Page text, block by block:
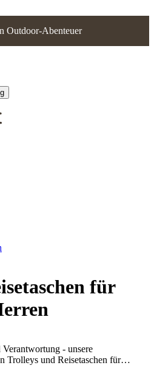
Outdoor-Abenteuer
für
- unsere
Trolleys und Reisetaschen für